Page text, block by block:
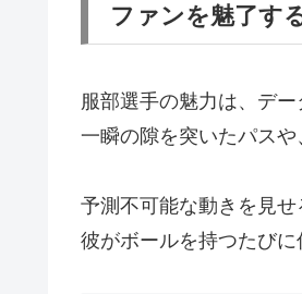
ファンを魅了す
服部選手の魅力は、デ
一瞬の隙を突いたパス
予測不可能な動きを見
彼がボールを持つたび